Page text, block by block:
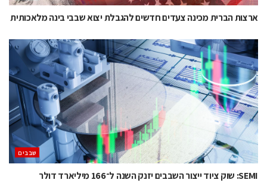
ארצות הברית מכינה צעדים חדשים להגבלת יצוא שבבי בינה מלאכותית
‫שבבים‬
SEMI: שוק ציוד ייצור השבבים יזנק השנה ל־166 מיליארד דולר